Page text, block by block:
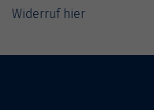
Widerruf hier